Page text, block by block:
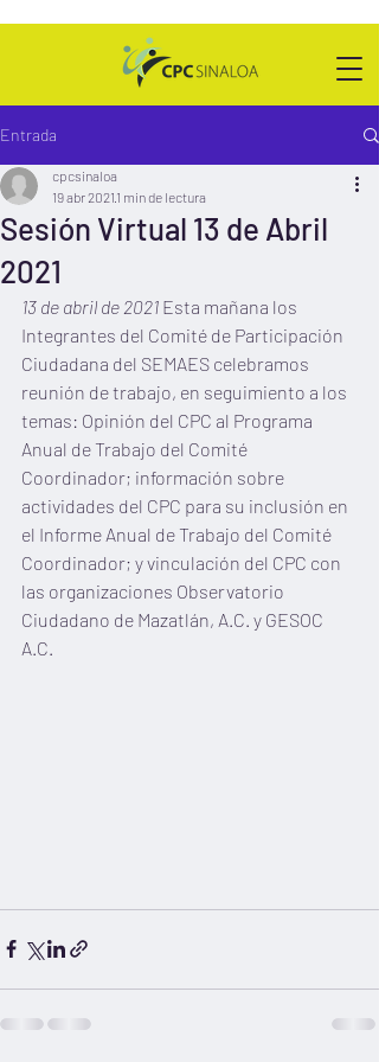
Entrada
Sesión Virtual 13 de Abril
2021
cpcsinaloa
19 abr 2021 1 min de lectura
13 de abril de 2021 Esta mañana los
Integrantes del Comité de Participación
Ciudadana del SEMAES celebramos
reunión de trabajo, en seguimiento a los
temas: Opinión del CPC al Programa
Anual de Trabajo del Comité
Coordinador; información sobre
actividades del CPC para su inclusión en
el Informe Anual de Trabajo del Comité
Coordinador; y vinculación del CPC con
las organizaciones Observatorio
Ciudadano de Mazatlán, A.C. y GESOC
A.C.